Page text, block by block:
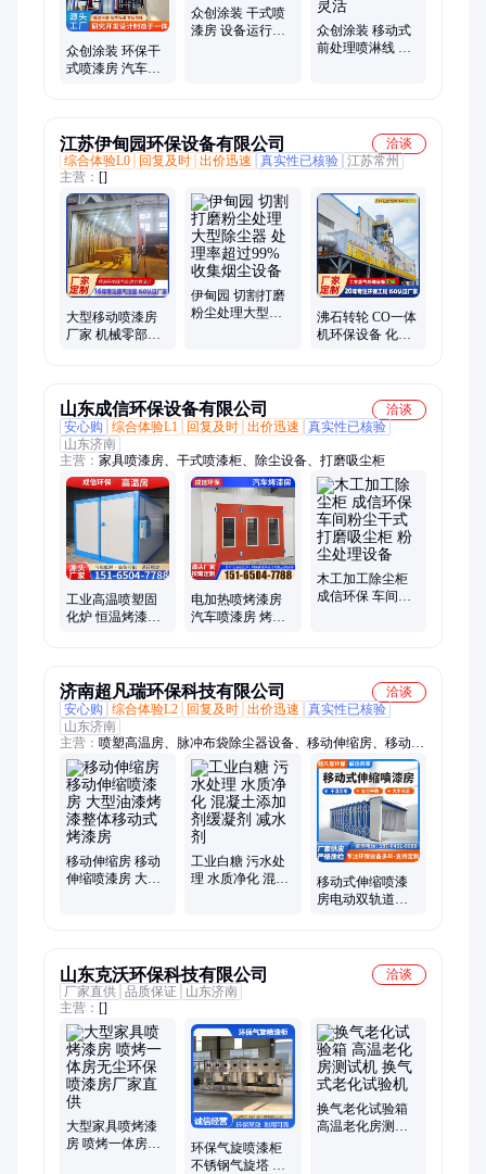
线
众创涂装 环保干
式喷漆房 汽车钣
众创涂装 干式喷
漆房 设备运行低
众创涂装 移动式
前处理喷淋线 耗
江苏伊甸园环保设备有限公司
洽谈
综合体验L0
回复及时 出价迅速 真实性已核验 江苏常州
主营： []
大型移动喷漆房
厂家 机械零部件
伊甸园 切割打磨
粉尘处理大型除
沸石转轮 CO一体
机环保设备 化工
山东成信环保设备有限公司
洽谈
安心购
综合体验L1 回复及时 出价迅速
真实性已核验
山东济南
主营： 家具喷漆房、干式喷漆柜、除尘设备、打磨吸尘柜
工业高温喷塑固
化炉 恒温烤漆房
电加热喷烤漆房
汽车喷漆房 烤漆
木工加工除尘柜
成信环保 车间粉
济南超凡瑞环保科技有限公司
洽谈
安心购
综合体验L2 回复及时 出价迅速
真实性已核验
山东济南
主营： 喷塑高温房、脉冲布袋除尘器设备、移动伸缩房、移动式
伸缩喷漆房、移动喷漆房、高温房、高温固化房、工业烤箱、高
温烘干房、脉冲布袋除尘器、布袋除尘器
移动伸缩房 移动
伸缩喷漆房 大型
工业白糖 污水处
理 水质净化 混凝
移动式伸缩喷漆
房电动双轨道标
山东克沃环保科技有限公司
洽谈
厂家直供 品质保证
山东济南
主营： []
大型家具喷烤漆
房 喷烤一体房无
环保气旋喷漆柜
不锈钢气旋塔 混
换气老化试验箱
高温老化房测试